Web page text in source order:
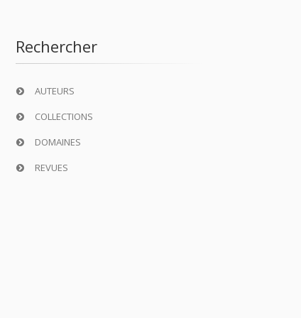
Rechercher
AUTEURS
COLLECTIONS
DOMAINES
REVUES